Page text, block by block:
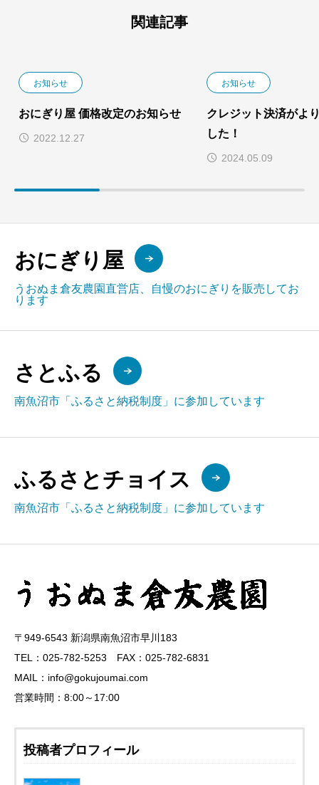
関連記事
お知らせ
おにぎり屋 価格改定のお知らせ
2022.12.27
お知らせ
クレジット決済がよ
した！
2024.05.09
おにぎり屋
うおぬま倉友農園直営店、自慢のおにぎりを販売してお
ります
さとふる
南魚沼市「ふるさと納税制度」に参加しています
ふるさとチョイス
南魚沼市「ふるさと納税制度」に参加しています
〒949-6543 新潟県南魚沼市早川183
TEL：025-782-5253 FAX：025-782-6831
MAIL：info@gokujoumai.com
営業時間：8:00～17:00
投稿者プロフィール